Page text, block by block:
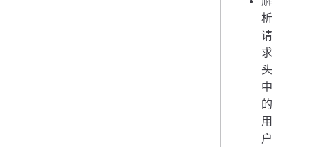
析
请
求
头
中
的
用
户